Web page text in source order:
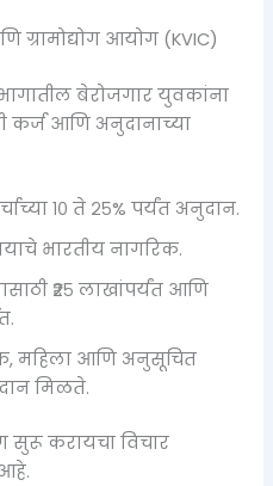
ग्रामोद्योग आयोग (KVIC)
बेरोजगार युवकांना
कर्ज आणि अनुदानाच्या
१० ते २५% पर्यंत अनुदान.
भारतीय नागरिक.
₹२५ लाखांपर्यंत आणि
महिला आणि अनुसूचित
मिळते.
सुरू करायचा विचार